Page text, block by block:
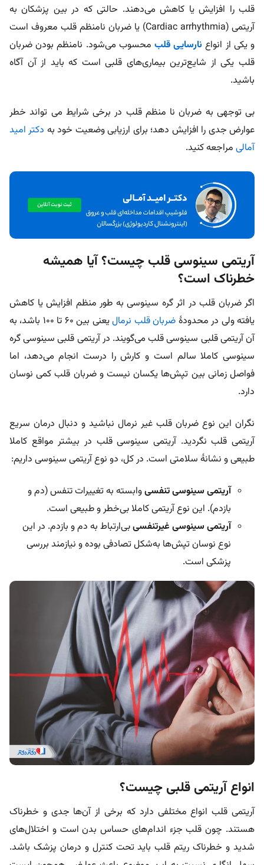
قلب را افزایش یا کاهش می‌دهند. حالتی که در بین پزشکان به
آریتمی (Cardiac arrhythmia) یا ضربان نامنظم قلب معروف است
و یکی از انواع نارسایی قلب محسوب می‌شود. نامنظم بودن ضربان
قلب یکی از شایع‌ترین بیماری‌های قلبی است که باید از آن آگاه
باشید.
بی‌ توجهی به ضربان نا منظم قلب در برخی شرایط می‌ تواند خطر
عوارض جدی را افزایش دهد؛ برای ارزیابی وضعیت خود به دکتر امید
آمالی مراجعه کنید.
آریتمی سینوسی قلب چیست؟ آیا همیشه
خطرناک است؟
اگر ضربان قلب در اثر گره سینوسی به طور منظم افزایش یا کاهش
یافته ولی در محدودۀ ضربان قلب نرمال
یعنی بین ۶۰ تا ۱۰۰ باشد، به
آن آریتمی قلبی سینوسی قلب می‌گویند. در آریتمی قلبی سینوسی گره
سینوسی کاملا سالم است و کارش را درست انجام می‌دهد، اما
فواصل زمانی بین تپش‌ها یکسان نیست و ضربان قلب کمی نوسان
دارد.
نگران این نوع ضربان قلب غیر نرمال نباشید و دنبال درمان سریع
آریتمی قلب نگردید. آریتمی سینوسی قلب در بیشتر مواقع کاملا
طبیعی و نشانۀ سلامتی است. در کل، دو نوع آریتمی سینوسی داریم:
آریتمی سینوسی تنفسیوابسته به تغییرات تنفس (دم و
بازدم). این نوع آریتمی کاملا بی‌خطر و طبیعی است.
آریتمی سینوسی غیرتنفسیبی‌ارتباط به دم و بازدم. در این
نوع نوسان تپش‌ها به‌شکل تصادفی بوده و نیازمند بررسی
پزشکی است.
انواع آریتمی قلبی چیست؟
آریتمی قلب انواع مختلفی دارد که برخی از آن‌ها جدی و خطرناک
هستند. چون قلب جزء اندام‌های حساس بدن است و اختلال‌های
شدید و خطرناک ریتم قلب باید تحت کنترل و درمان پزشک باشد.